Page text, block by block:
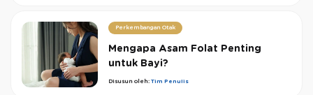
Perkembangan Otak
Mengapa Asam Folat Penting
untuk Bayi?
Disusun oleh: Tim Penulis